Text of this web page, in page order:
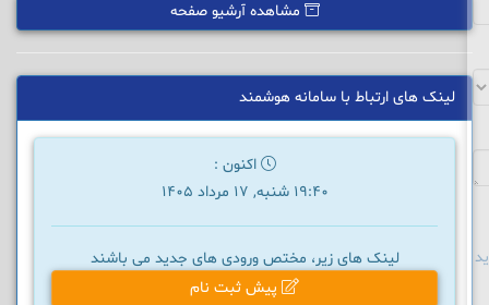
مشاهده آرشیو صفحه
لینک های ارتباط با سامانه هوشمند
اکنون :
19:40 شنبه, 17 مرداد 1405
لینک های زیر، مختص ورودی های جدید می باشند
پیش ثبت نام